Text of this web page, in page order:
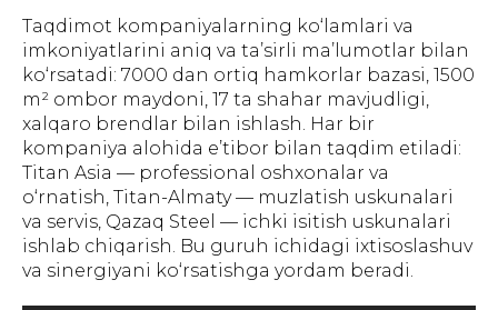
Taqdimot kompaniyalarning ko‘lamlari va
imkoniyatlarini aniq va ta’sirli ma’lumotlar bilan
ko‘rsatadi: 7000 dan ortiq hamkorlar bazasi, 1500
m² ombor maydoni, 17 ta shahar mavjudligi,
xalqaro brendlar bilan ishlash. Har bir
kompaniya alohida e’tibor bilan taqdim etiladi:
Titan Asia — professional oshxonalar va
o‘rnatish, Titan-Almaty — muzlatish uskunalari
va servis, Qazaq Steel — ichki isitish uskunalari
ishlab chiqarish. Bu guruh ichidagi ixtisoslashuv
va sinergiyani ko‘rsatishga yordam beradi.